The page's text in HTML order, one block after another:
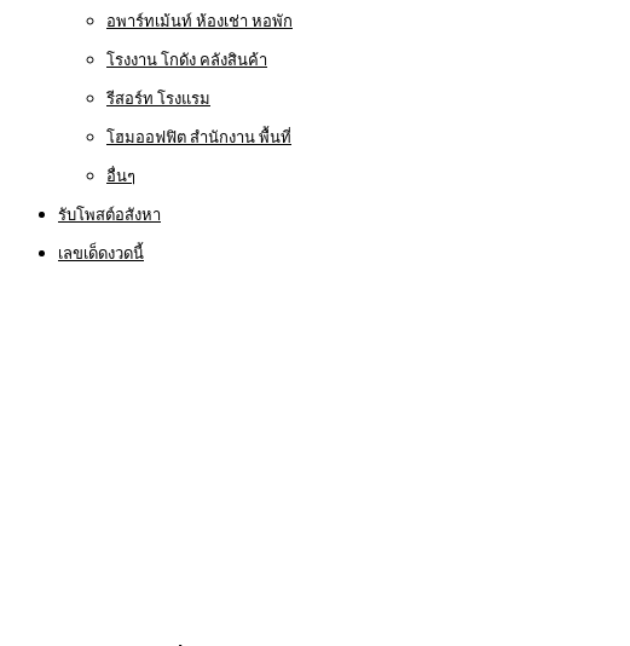
อพาร์ทเม้นท์ ห้องเช่า หอพัก
โรงงาน โกดัง คลังสินค้า
รีสอร์ท โรงแรม
โฮมออฟฟิต สำนักงาน พื้นที่
อื่นๆ
รับโพสต์อสังหา
เลขเด็ดงวดนี้